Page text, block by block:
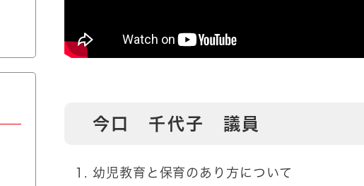
今口 千代子 議員
幼児教育と保育のあり方について